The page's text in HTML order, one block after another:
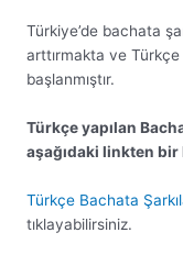
Türkiye’de bachata
arttırmakta ve Türkçe
başlanmıştır.
Türkçe yapılan
aşağıdaki linkten
Türkçe Bachata
tıklayabilirsiniz.